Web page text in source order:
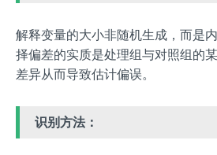
解释变量的大小非随机生成，而是
择偏差的实质是处理组与对照组的
差异从而导致估计偏误。
识别方法：